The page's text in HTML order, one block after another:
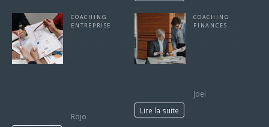
COACHING
ENTREPRISE
Rojo
COACHING
FINANCES
Joel
Lire la suite